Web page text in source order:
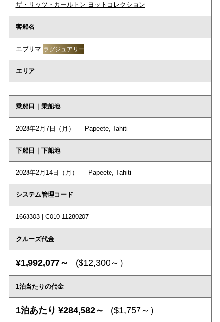
ザ・リッツ・カールトン ヨットコレクション
客船名
エブリマ ラグジュアリー
エリア
乗船日｜乗船地
2028年2月7日（月） ｜ Papeete, Tahiti
下船日｜下船地
2028年2月14日（月） ｜ Papeete, Tahiti
システム管理コード
1663303 | C010-11280207
クルーズ代金
¥1,992,077～ ($12,300～）
1泊当たりの代金
1泊あたり ¥284,582～ ($1,757～）